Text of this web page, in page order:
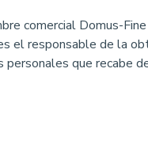
comercial Domus-
el responsable de la
personales que recabe